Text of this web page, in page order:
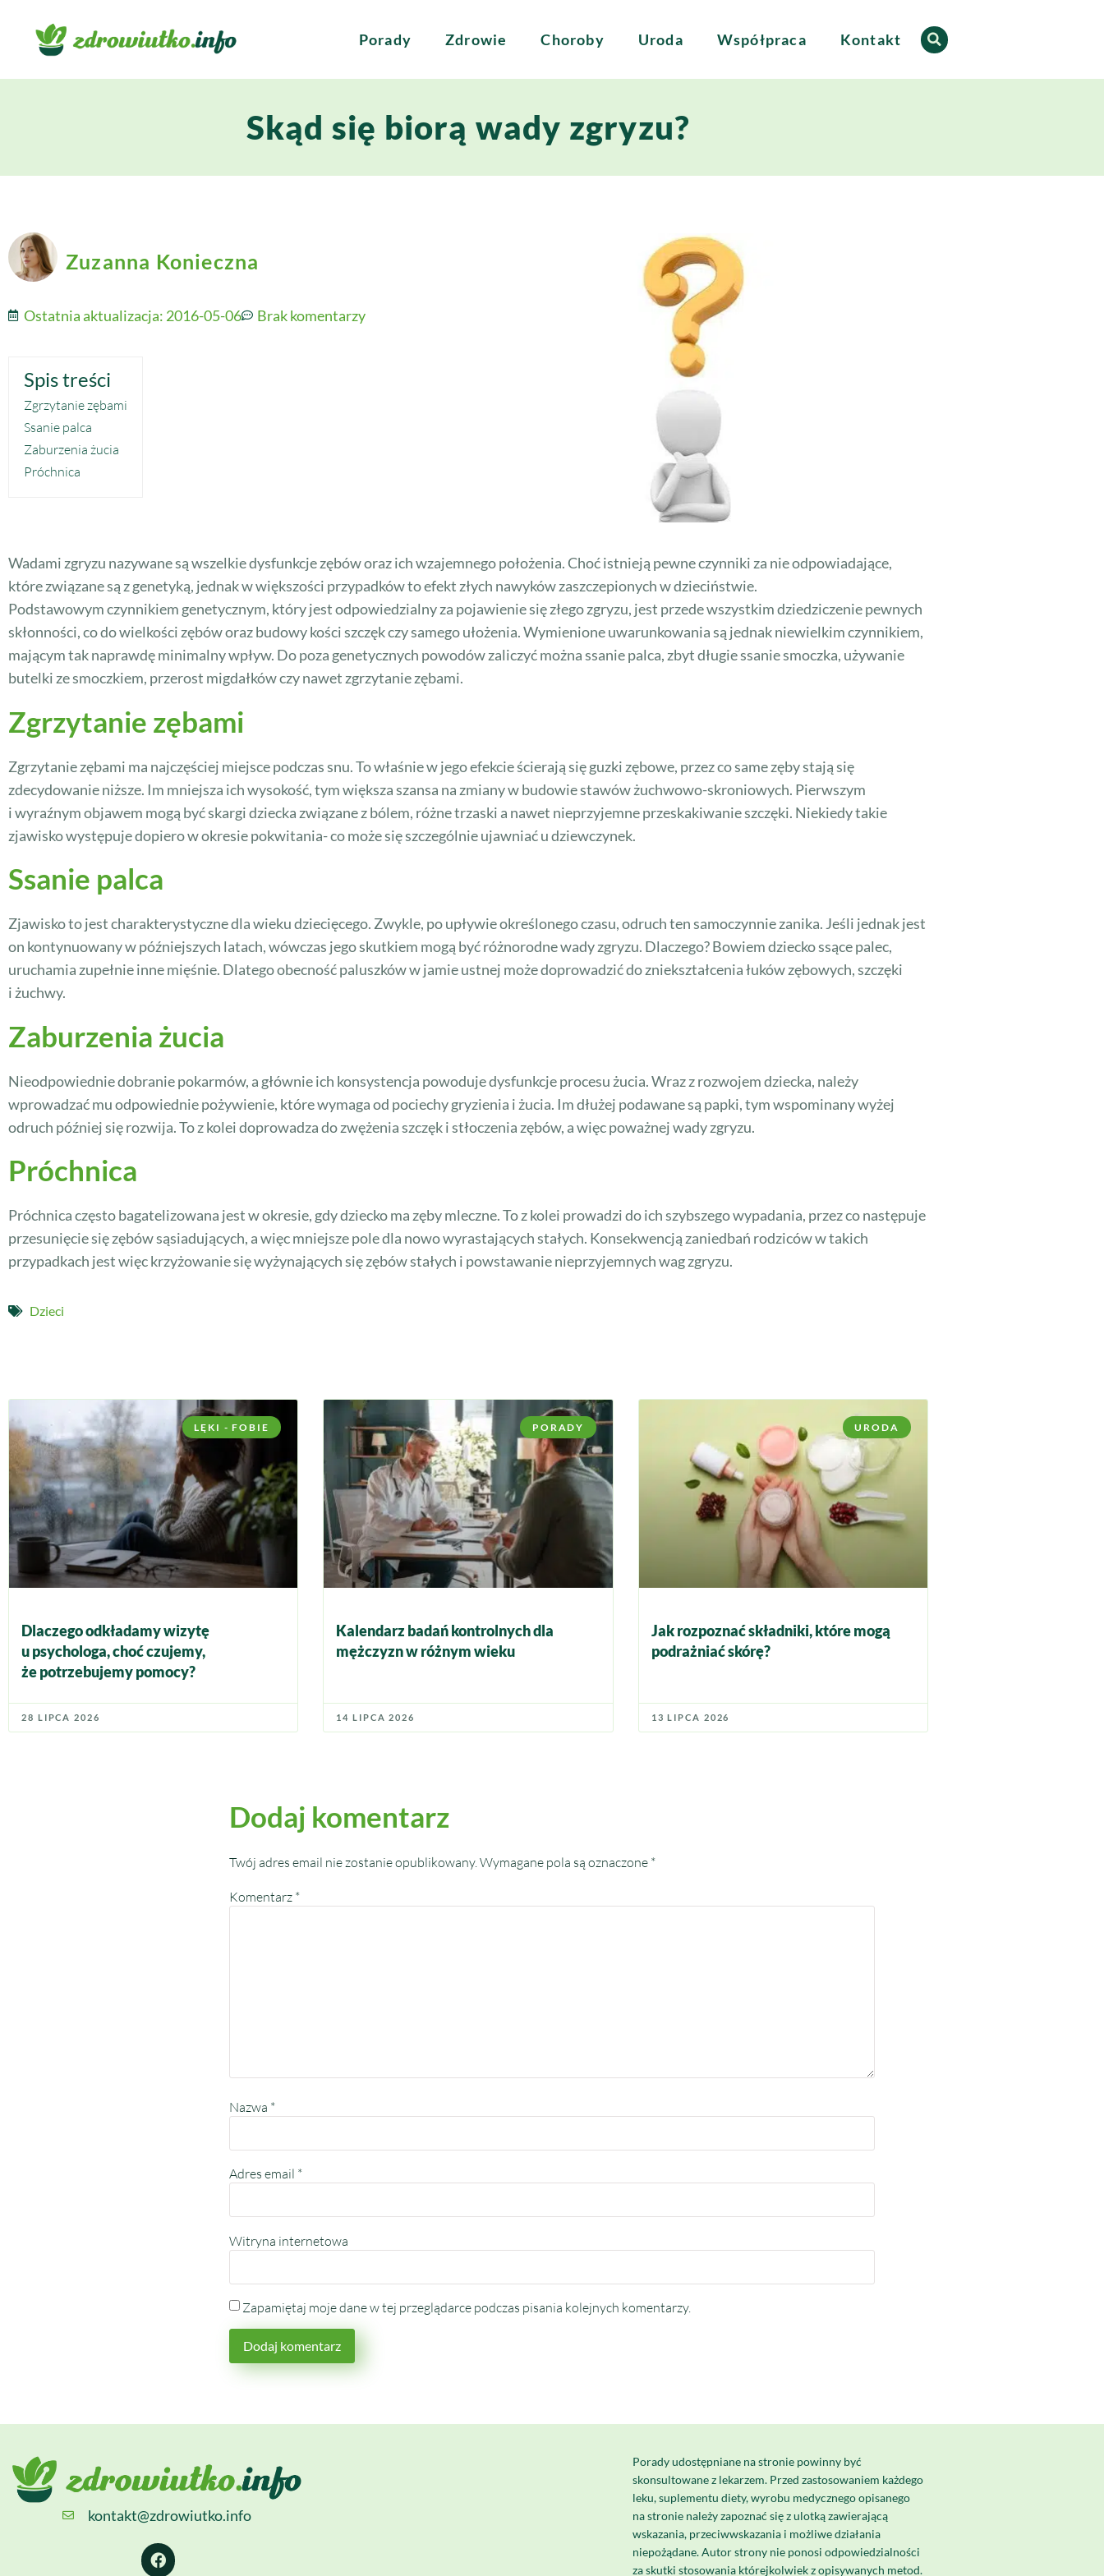
Porady Zdrowie Choroby Uroda Współpraca Kontakt
Skąd się biorą wady zgryzu?
Zuzanna Konieczna
Ostatnia aktualizacja: 2016-05-06 Brak komentarzy
Spis treści
Zgrzytanie zębami
Ssanie palca
Zaburzenia żucia
Próchnica
Wadami zgryzu nazywane są wszelkie dysfunkcje zębów oraz ich wzajemnego położenia. Choć istnieją pewne czynniki za nie odpowiadające,
które związane są z genetyką, jednak w większości przypadków to efekt złych nawyków zaszczepionych w dzieciństwie.
Podstawowym czynnikiem genetycznym, który jest odpowiedzialny za pojawienie się złego zgryzu, jest przede wszystkim dziedziczenie pewnych
skłonności, co do wielkości zębów oraz budowy kości szczęk czy samego ułożenia. Wymienione uwarunkowania są jednak niewielkim czynnikiem,
mającym tak naprawdę minimalny wpływ. Do poza genetycznych powodów zaliczyć można ssanie palca, zbyt długie ssanie smoczka, używanie
butelki ze smoczkiem, przerost migdałków czy nawet zgrzytanie zębami.
Zgrzytanie zębami
Zgrzytanie zębami ma najczęściej miejsce podczas snu. To właśnie w jego efekcie ścierają się guzki zębowe, przez co same zęby stają się
zdecydowanie niższe. Im mniejsza ich wysokość, tym większa szansa na zmiany w budowie stawów żuchwowo-skroniowych. Pierwszym
i wyraźnym objawem mogą być skargi dziecka związane z bólem, różne trzaski a nawet nieprzyjemne przeskakiwanie szczęki. Niekiedy takie
zjawisko występuje dopiero w okresie pokwitania- co może się szczególnie ujawniać u dziewczynek.
Ssanie palca
Zjawisko to jest charakterystyczne dla wieku dziecięcego. Zwykle, po upływie określonego czasu, odruch ten samoczynnie zanika. Jeśli jednak jest
on kontynuowany w późniejszych latach, wówczas jego skutkiem mogą być różnorodne wady zgryzu. Dlaczego? Bowiem dziecko ssące palec,
uruchamia zupełnie inne mięśnie. Dlatego obecność paluszków w jamie ustnej może doprowadzić do zniekształcenia łuków zębowych, szczęki
i żuchwy.
Zaburzenia żucia
Nieodpowiednie dobranie pokarmów, a głównie ich konsystencja powoduje dysfunkcje procesu żucia. Wraz z rozwojem dziecka, należy
wprowadzać mu odpowiednie pożywienie, które wymaga od pociechy gryzienia i żucia. Im dłużej podawane są papki, tym wspominany wyżej
odruch później się rozwija. To z kolei doprowadza do zwężenia szczęk i stłoczenia zębów, a więc poważnej wady zgryzu.
Próchnica
Próchnica często bagatelizowana jest w okresie, gdy dziecko ma zęby mleczne. To z kolei prowadzi do ich szybszego wypadania, przez co następuje
przesunięcie się zębów sąsiadujących, a więc mniejsze pole dla nowo wyrastających stałych. Konsekwencją zaniedbań rodziców w takich
przypadkach jest więc krzyżowanie się wyżynających się zębów stałych i powstawanie nieprzyjemnych wag zgryzu.
Dzieci
LĘKI - FOBIE
Dlaczego odkładamy wizytę
u psychologa, choć czujemy,
że potrzebujemy pomocy?
28 LIPCA 2026
PORADY
Kalendarz badań kontrolnych dla
mężczyzn w różnym wieku
14 LIPCA 2026
URODA
Jak rozpoznać składniki, które mogą
podrażniać skórę?
13 LIPCA 2026
Dodaj komentarz
Twój adres email nie zostanie opublikowany.Wymagane pola są oznaczone *
Komentarz *
Nazwa *
Adres email *
Witryna internetowa
Zapamiętaj moje dane w tej przeglądarce podczas pisania kolejnych komentarzy.
kontakt@zdrowiutko.info
Porady udostępniane na stronie powinny być
skonsultowane z lekarzem. Przed zastosowaniem każdego
leku, suplementu diety, wyrobu medycznego opisanego
na stronie należy zapoznać się z ulotką zawierającą
wskazania, przeciwwskazania i możliwe działania
niepożądane. Autor strony nie ponosi odpowiedzialności
za skutki stosowania którejkolwiek z opisywanych metod.